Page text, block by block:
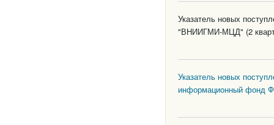
Указатель новых
"ВНИИГМИ-МЦД" (2
Указатель новых
информационный фонд